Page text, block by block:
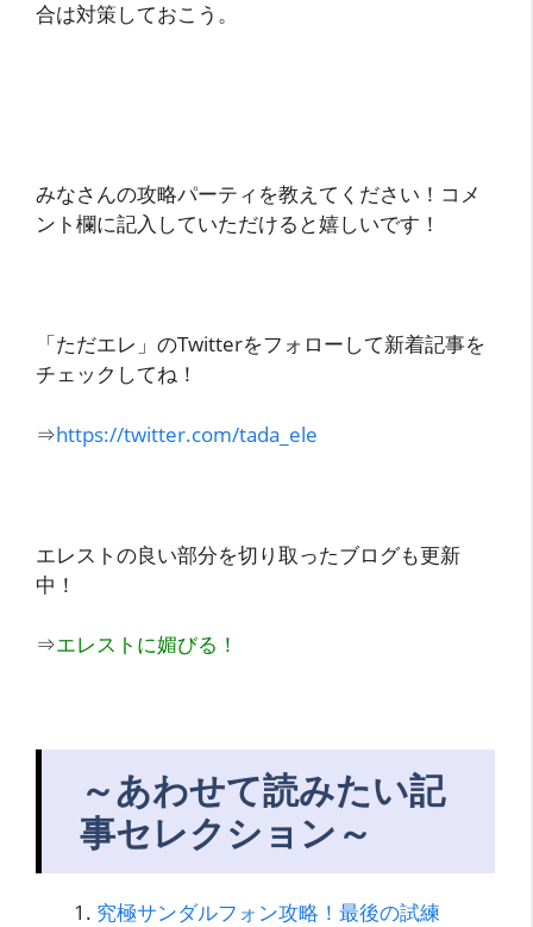
合は対策しておこう。
みなさんの攻略パーティを教えてください！コメ
ント欄に記入していただけると嬉しいです！
「ただエレ」のTwitterをフォローして新着記事を
チェックしてね！
⇒https://twitter.com/tada_ele
エレストの良い部分を切り取ったブログも更新
中！
⇒エレストに媚びる！
～あわせて読みたい記
事セレクション～
究極サンダルフォン攻略！最後の試練